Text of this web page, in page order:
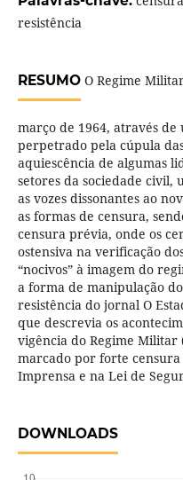
resistência
RESUMOO Regime
março de 1964, através de
perpetrado pela cúpula
aquiescência de algumas
setores da sociedade civil,
as vozes dissonantes ao
as formas de censura,
censura prévia, onde os
ostensiva na verificação
“nocivos” à imagem do
a forma de manipulação
resistência do jornal O
que descrevia os
vigência do Regime Militar
marcado por forte
Imprensa e na Lei de
DOWNLOADS